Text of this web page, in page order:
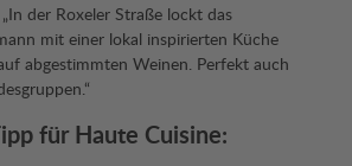
„In der Roxeler Straße lockt das
mit einer lokal inspirierten Küche
abgestimmten Weinen. Perfekt auch
für Haute Cuisine: